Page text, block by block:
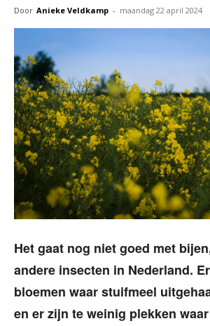
Door Anieke Veldkamp - maandag 22 april 2024
Het gaat nog niet goed met
andere insecten in Nederland.
bloemen waar stuifmeel
en er zijn te weinig plekken